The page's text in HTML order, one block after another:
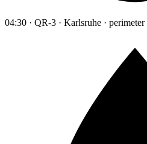
04:30 · QR-3 · Karlsruhe · perimeter